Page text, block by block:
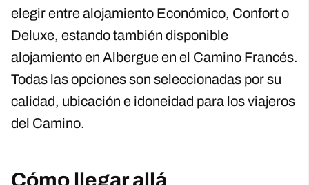
elegir entre alojamiento Económico, Confort o
Deluxe, estando también disponible
alojamiento en Albergue en el Camino Francés.
Todas las opciones son seleccionadas por su
calidad, ubicación e idoneidad para los viajeros
del Camino.
Cómo llegar allá